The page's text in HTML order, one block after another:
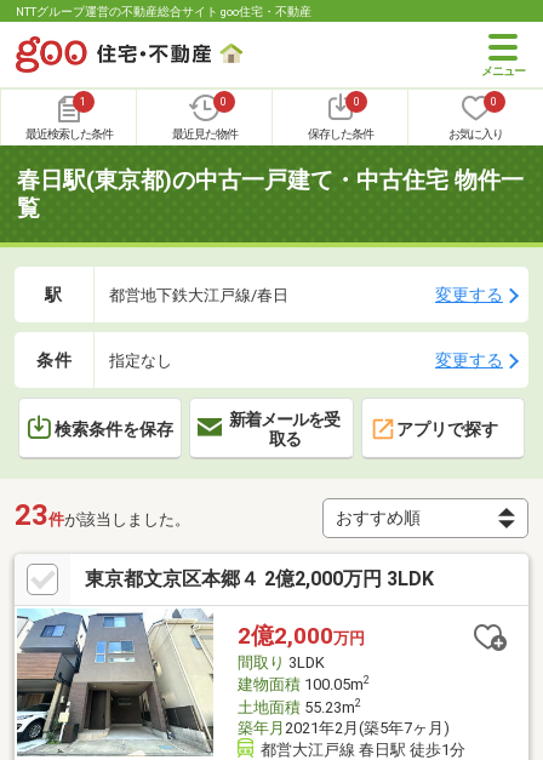
NTTグループ運営の不動産総合サイト goo住宅・不動産
1
最近検索した条件
0
最近見た物件
0
保存した条件
0
お気に入り
春日駅(東京都)の中古一戸建て・中古住宅 物件一
覧
駅 都営地下鉄大江戸線/春日 変更する
条件 指定なし 変更する
検索条件を保存
新着メールを受
取る
アプリで探す
23件が該当しました。
東京都文京区本郷４ 2億2,000万円 3LDK
2億2,000万円
間取り 3LDK
建物面積100.05m2
土地面積55.23m2
築年月 2021年2月(築5年7ヶ月)
都営大江戸線 春日駅 徒歩1分